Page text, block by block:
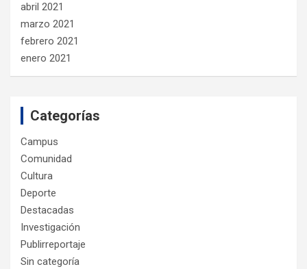
abril 2021
marzo 2021
febrero 2021
enero 2021
Categorías
Campus
Comunidad
Cultura
Deporte
Destacadas
Investigación
Publirreportaje
Sin categoría